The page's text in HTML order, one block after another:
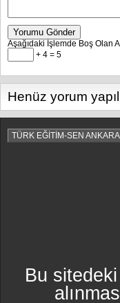
Yorumu Gönder
Aşağıdaki İşlemde Boş Olan
+ 4 = 5
Henüz yorum
TÜRK EĞİTİM-SEN
Bu